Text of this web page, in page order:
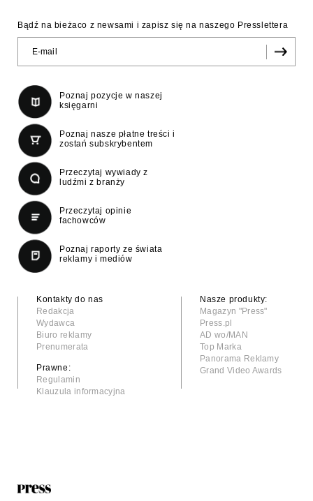
Bądź na bieżaco z newsami i zapisz się na naszego Presslettera
Poznaj pozycje w naszej
księgarni
Poznaj nasze płatne treści i
zostań subskrybentem
Przeczytaj wywiady z
ludźmi z branży
Przeczytaj opinie
fachowców
Poznaj raporty ze świata
reklamy i mediów
Kontakty do nas
Redakcja
Wydawca
Biuro reklamy
Prenumerata
Prawne:
Regulamin
Klauzula informacyjna
Nasze produkty:
Magazyn "Press"
Press.pl
AD wo/MAN
Top Marka
Panorama Reklamy
Grand Video Awards